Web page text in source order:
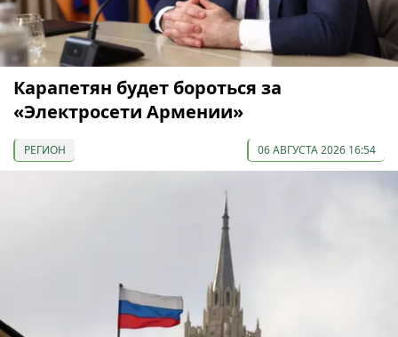
Карапетян будет бороться за
«Электросети Армении»
РЕГИОН 06 АВГУСТА 2026 16:54